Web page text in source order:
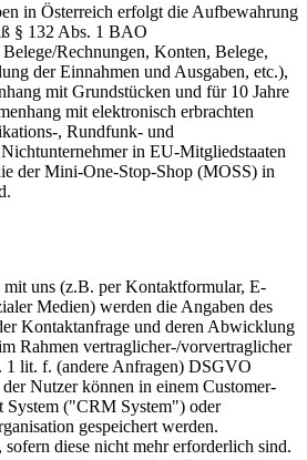
in Österreich erfolgt die Aufbewahrung
§ 132 Abs. 1 BAO
Rechnungen, Konten, Belege,
der Einnahmen und Ausgaben, etc.),
mit Grundstücken und für 10 Jahre
mit elektronisch erbrachten
, Rundfunk- und
in EU-Mitgliedstaaten
der Mini-One-Stop-Shop (MOSS) in
uns (z.B. per Kontaktformular, E-
Medien) werden die Angaben des
Kontaktanfrage und deren Abwicklung
Rahmen vertraglicher-/vorvertraglicher
1 lit. f. (andere Anfragen) DSGVO
Nutzer können in einem Customer-
System ("CRM System") oder
gespeichert werden.
diese nicht mehr erforderlich sind.